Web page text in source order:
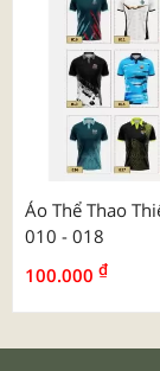
Áo Thể Thao
010 - 018
100.000 ₫